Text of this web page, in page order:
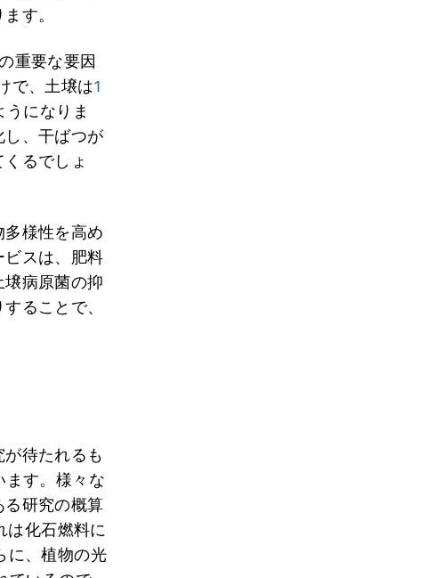
す。
重要な要因
で、土壌は1
うになりま
、干ばつが
るでしょ
様性を高め
ビスは、肥料
病原菌の抑
ることで、
待たれるも
ます。様々な
研究の概算
は化石燃料に
に、植物の光